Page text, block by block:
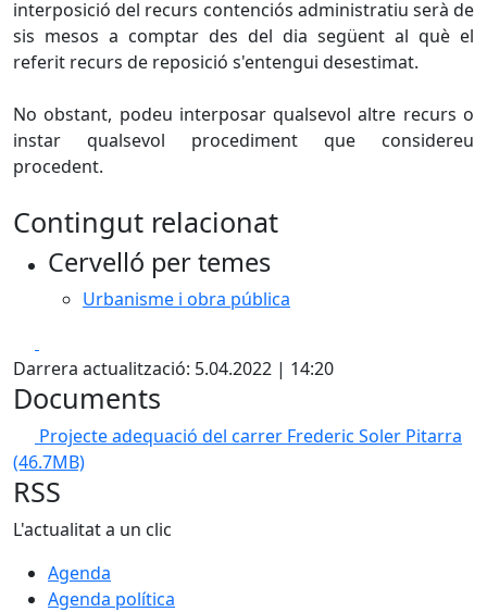
interposició del recurs contenciós administratiu serà de
sis mesos a comptar des del dia següent al què el
referit recurs de reposició s'entengui desestimat.
No obstant, podeu interposar qualsevol altre recurs o
instar qualsevol procediment que considereu
procedent.
Contingut relacionat
Cervelló per temes
Urbanisme i obra pública
Darrera actualització: 5.04.2022 | 14:20
Documents
Projecte adequació del carrer Frederic Soler Pitarra
(46.7MB)
RSS
L'actualitat a un clic
Agenda
Agenda política